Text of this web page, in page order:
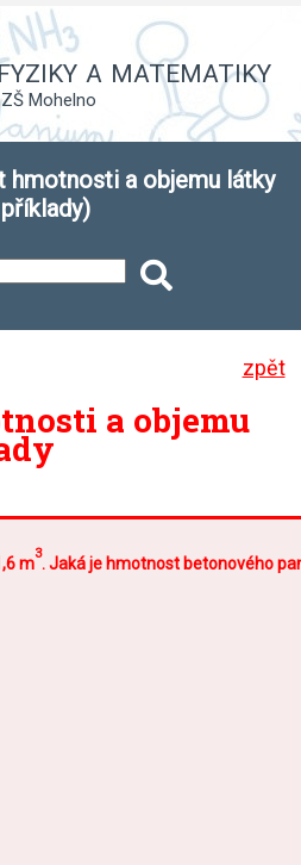
a matematiky
Mohelno
hmotnosti a objemu látky
zpět
a objemu
m
3
. Jaká je hmotnost betonového